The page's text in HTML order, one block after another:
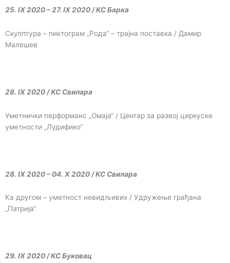
25. IX 2020 – 27. IX 2020 / КС Барка
Скулптура – пиктограм „Рода“ – трајна поставка / Дамир
Малешев
28. IX 2020 / КС Свилара
Уметнички перформанс „Омаја“ / Центар за развој циркуске
уметности „Лудифико“
28. IX 2020 – 04. X 2020 / КС Свилара
Ка другом – уметност невидљивих / Удружење грађана
„Патрија“
29. IX 2020 / КС Буковац